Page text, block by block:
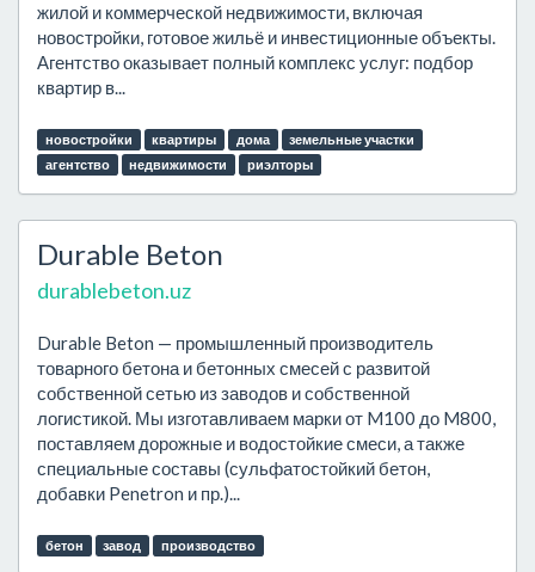
жилой и коммерческой недвижимости, включая
новостройки, готовое жильё и инвестиционные объекты.
Агентство оказывает полный комплекс услуг: подбор
квартир в...
новостройки квартиры дома
земельные участки
агентство
недвижимости риэлторы
Durable Beton
durablebeton.uz
Durable Beton — промышленный производитель
товарного бетона и бетонных смесей с развитой
собственной сетью из заводов и собственной
логистикой. Мы изготавливаем марки от M100 до M800,
поставляем дорожные и водостойкие смеси, а также
специальные составы (сульфатостойкий бетон,
добавки Penetron и пр.)...
бетон завод производство